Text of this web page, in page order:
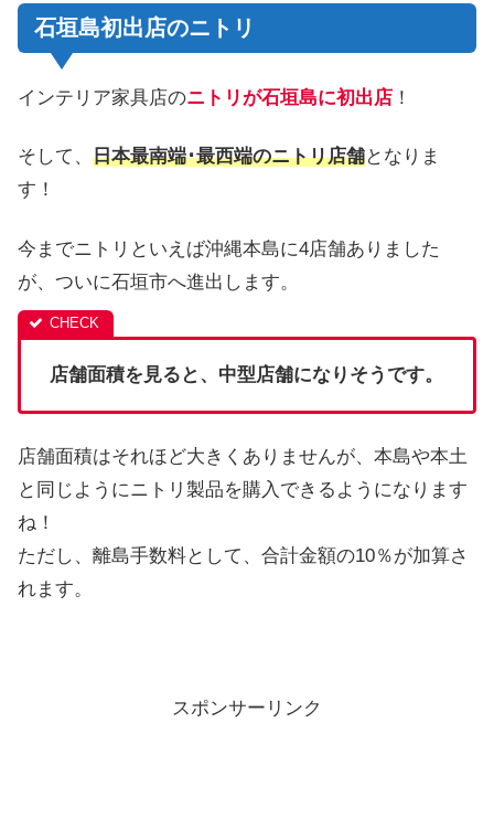
石垣島初出店のニトリ
インテリア家具店のニトリが石垣島に初出店 ！
そして、 日本最南端･最西端のニトリ店舗となりま
す！
今までニトリといえば沖縄本島に4店舗ありました
が、ついに石垣市へ進出します。
店舗面積を見ると、中型店舗になりそうです。
店舗面積はそれほど大きくありませんが、本島や本土
と同じようにニトリ製品を購入できるようになります
ね！
ただし、離島手数料として、合計金額の10％が加算さ
れます。
スポンサーリンク